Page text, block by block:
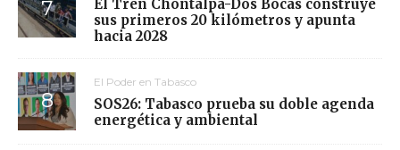
El Tren Chontalpa-Dos Bocas construye
sus primeros 20 kilómetros y apunta
hacia 2028
El Poder en Tabasco
SOS26: Tabasco prueba su doble agenda
energética y ambiental